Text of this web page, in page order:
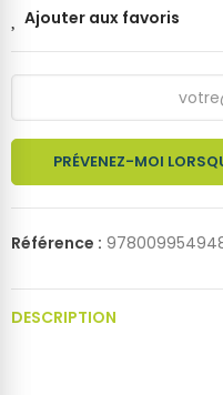
Ajouter aux favoris
PRÉVENEZ-MOI
Référence :
DESCRIPTION